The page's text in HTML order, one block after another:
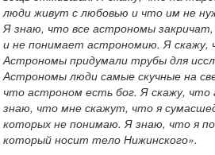
люди живут с любовью и что им не
Я знаю, что все астрономы
и не понимает астрономию. Я скажу,
Астрономы придумали трубы для
Астрономы люди самые скучные на
что астроном есть бог. Я скажу,
знаю, что мне скажут, что я
которых не понимаю. Я знаю, что я
который носит тело Нижинского».